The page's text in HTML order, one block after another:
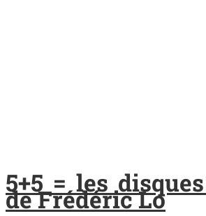
5+5 = les
de Frédéric Lo